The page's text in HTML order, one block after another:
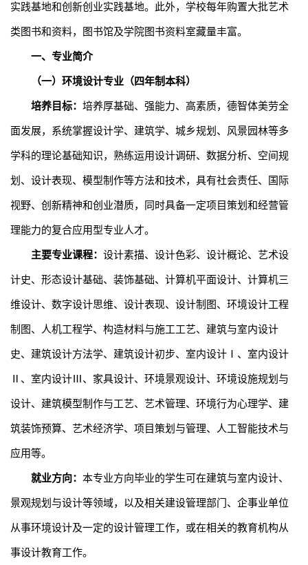
实践基地和创新创业实践基地。此外，学校每年购置大批艺术
类图书和资料，图书馆及学院图书资料室藏量丰富。
一、专业简介
（一） 环境设计专业（四年制本科）
培养目标： 培养厚基础、强能力、高素质，德智体美劳全
面发展，系统掌握设计学、建筑学、城乡规划、风景园林等多
学科的理论基础知识，熟练运用设计调研、数据分析、空间规
划、设计表现、模型制作等方法和技术，具有社会责任、国际
视野、创新精神和创业潜质，同时具备一定项目策划和经营管
理能力的复合应用型专业人才。
主要专业课程： 设计素描、 设计色彩、设计概论、艺术设
计史、形态设计基础、装饰基础、计算机平面设计、计算机三
维设计、 数字设计思维、 设计表现、设计制图、 环境设计工程
制图、人机工程学、 构造材料与施工工艺、 建筑与室内设计
史、 建筑设计方法学、建筑设计初步、 室内设计 Ⅰ 、 室内设计
Ⅱ、室内设计Ⅲ、 家具设计、环境景观设计、 环境设施规划与
设计、建筑模型制作与工艺、 艺术管理、环境行为心理学、建
筑装饰预算、艺术经济学、 项目策划与管理、 人工智能技术与
应用等。
就业方向： 本专业方向毕业的学生可在建筑与室内设计、
景观规划与设计等领域，以及相关建设管理部门、企事业单位
从事环境设计及一定的设计管理工作，或在相关的教育机构从
事设计教育工作。